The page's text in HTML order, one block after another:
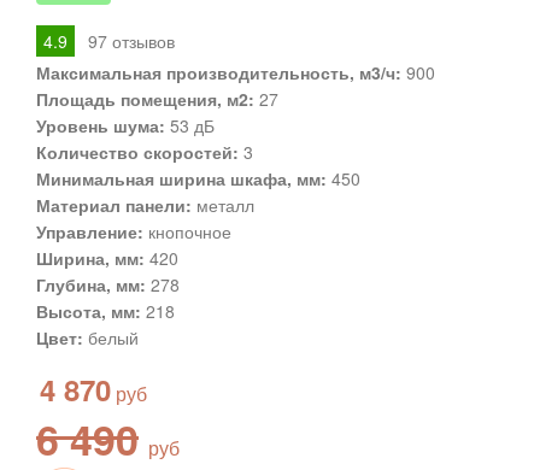
4.9 97 отзывов
Максимальная производительность, м3/ч: 900
Площадь помещения, м2: 27
Уровень шума: 53 дБ
Количество скоростей: 3
Минимальная ширина шкафа, мм: 450
Материал панели: металл
Управление: кнопочное
Ширина, мм: 420
Глубина, мм: 278
Высота, мм: 218
Цвет: белый
4 870
6 490